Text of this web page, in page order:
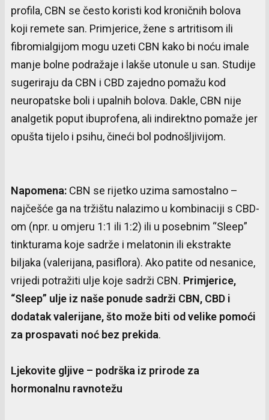
profila, CBN se često koristi kod kroničnih bolova
koji remete san. Primjerice, žene s artritisom ili
fibromialgijom mogu uzeti CBN kako bi noću imale
manje bolne podražaje i lakše utonule u san. Studije
sugeriraju da CBN i CBD zajedno pomažu kod
neuropatske boli i upalnih bolova. Dakle, CBN nije
analgetik poput ibuprofena, ali indirektno pomaže jer
opušta tijelo i psihu, čineći bol podnošljivijom.
Napomena: CBN se rijetko uzima samostalno –
najčešće ga na tržištu nalazimo u kombinaciji s CBD-
om (npr. u omjeru 1:1 ili 1:2) ili u posebnim “Sleep”
tinkturama koje sadrže i melatonin ili ekstrakte
biljaka (valerijana, pasiflora). Ako patite od nesanice,
vrijedi potražiti ulje koje sadrži CBN. Primjerice,
“Sleep” ulje iz naše ponudesadrži CBN, CBD i
dodatakvalerijane,što može biti od velike pomoći
za prospavati noć bez prekida.
Ljekovite gljive – podrška iz prirode za
hormonalnu ravnotežu